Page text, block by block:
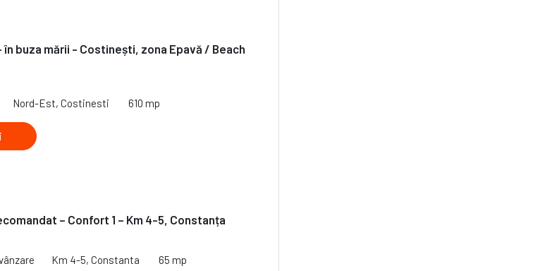
buza mării - Costinești, zona Epavă / Beach
Nord-Est, Costinesti 610 mp
– Confort 1 – Km 4-5, Constanța
Km 4-5, Constanta 65 mp